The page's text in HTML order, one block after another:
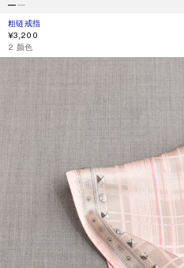
粗链戒指
当前颜色： 半哑光金
價格：¥3,200。
¥3,200
,2 颜色